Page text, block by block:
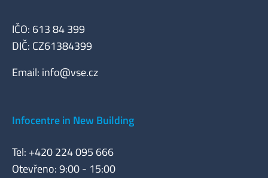
IČO: 613 84 399
DIČ: CZ61384399
Email: info@vse.cz
Infocentre in New Building
Tel: +420 224 095 666
Otevřeno: 9:00 - 15:00